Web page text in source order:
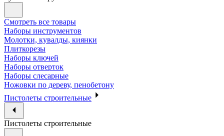
Смотреть все товары
Наборы инструментов
Молотки, кувалды, киянки
Плиткорезы
Наборы ключей
Наборы отверток
Наборы слесарные
Ножовки по дереву, пенобетону
Пистолеты строительные
Пистолеты строительные